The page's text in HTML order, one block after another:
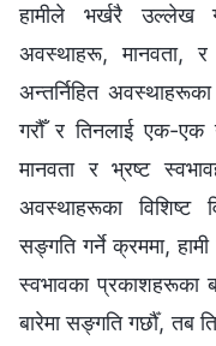
हामीले भर्खरै उल्लेख
अवस्थाहरू, मानवता, र
अन्तर्निहित
गरौँ र तिनलाई एक-एक
मानवता र भ्रष्ट
अवस्थाहरूका विशिष्ट
सङ्गति गर्ने क्रममा,
स्वभावका प्रकाशहरूका
बारेमा सङ्गति गर्छौँ, तब